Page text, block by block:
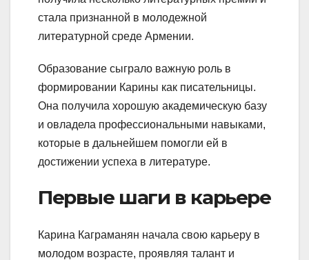
стала признанной в молодежной
литературной среде Армении.
Образование сыграло важную роль в
формировании Карины как писательницы.
Она получила хорошую академическую базу
и овладела профессиональными навыками,
которые в дальнейшем помогли ей в
достижении успеха в литературе.
Первые шаги в карьере
Карина Каграманян начала свою карьеру в
молодом возрасте, проявляя талант и